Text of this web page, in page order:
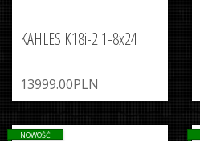
KAHLES K18i-2 1-8x24
13999.00PLN
NOWOŚĆ